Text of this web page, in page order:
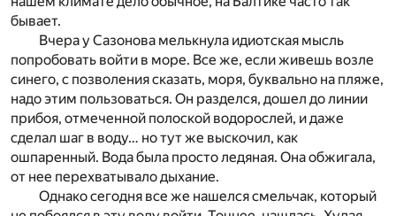
бывает.
Вчера у Сазонова мелькнула идиотская мысль
попробовать войти в море. Все же, если живешь возле
синего, с позволения сказать, моря, буквально на пляже,
надо этим пользоваться. Он разделся, дошел до линии
прибоя, отмеченной полоской водорослей, и даже
сделал шаг в воду… но тут же выскочил, как
ошпаренный. Вода была просто ледяная. Она обжигала,
от нее перехватывало дыхание.
Однако сегодня все же нашелся смельчак, который